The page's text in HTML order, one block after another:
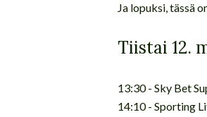
Ja lopuksi, tässä
Tiistai 12.
13:30 - Sky Bet
14:10 - Sporting